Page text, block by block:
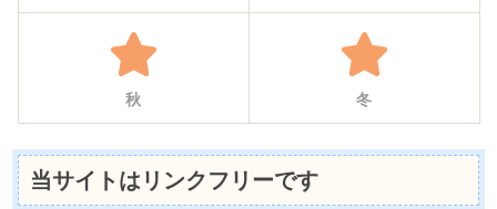
秋 冬
当サイトはリンクフリーです